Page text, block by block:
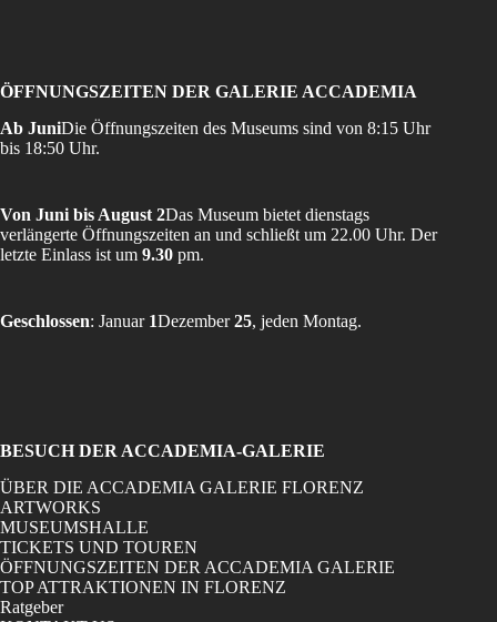
ÖFFNUNGSZEITEN DER GALERIE ACCADEMIA
Ab JuniDie Öffnungszeiten des Museums sind von 8:15 Uhr
bis 18:50 Uhr.
Von Juni bis August 2Das Museum bietet dienstags
verlängerte Öffnungszeiten an und schließt um 22.00 Uhr. Der
letzte Einlass ist um 9.30 pm.
Geschlossen: Januar 1Dezember25, jeden Montag.
BESUCH DER ACCADEMIA-GALERIE
ÜBER DIE ACCADEMIA GALERIE FLORENZ
ARTWORKS
MUSEUMSHALLE
TICKETS UND TOUREN
ÖFFNUNGSZEITEN DER ACCADEMIA GALERIE
TOP ATTRAKTIONEN IN FLORENZ
Ratgeber